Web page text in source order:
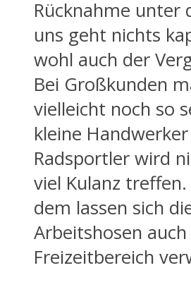
Rücknahme unter
uns geht nichts
wohl auch der
Bei Großkunden
vielleicht noch so
kleine
Radsportler wird
viel Kulanz
dem lassen sich
Arbeitshosen
Freizeitbereich